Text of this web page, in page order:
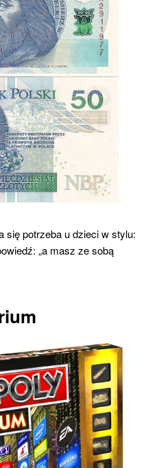
się potrzeba u dzieci w stylu:
„a masz ze sobą